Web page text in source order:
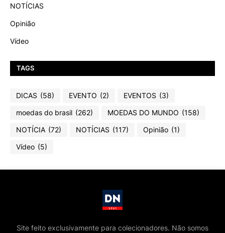
NOTÍCIAS
Opinião
Vídeo
TAGS
DICAS (58) EVENTO (2) EVENTOS (3)
moedas do brasil (262) MOEDAS DO MUNDO (158)
NOTÍCIA (72) NOTÍCIAS (117) Opinião (1)
Vídeo (5)
Site feito exclusivamente para colecionadores. Não somos